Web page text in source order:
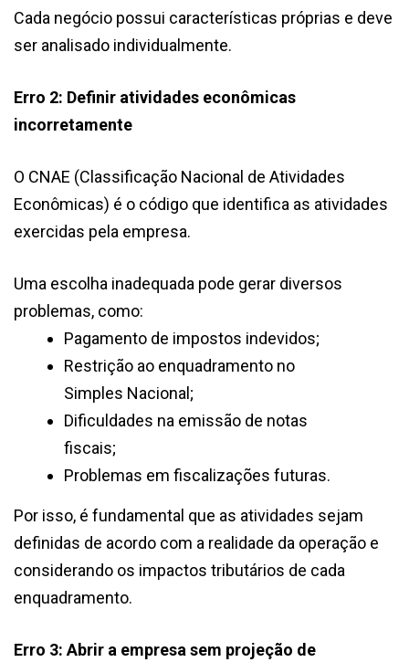
Cada negócio possui características próprias e deve
ser analisado individualmente.
Erro 2: Definir atividades econômicas
incorretamente
O CNAE (Classificação Nacional de Atividades
Econômicas) é o código que identifica as atividades
exercidas pela empresa.
Uma escolha inadequada pode gerar diversos
problemas, como:
Pagamento de impostos indevidos;
Restrição ao enquadramento no
Simples Nacional;
Dificuldades na emissão de notas
fiscais;
Problemas em fiscalizações futuras.
Por isso, é fundamental que as atividades sejam
definidas de acordo com a realidade da operação e
considerando os impactos tributários de cada
enquadramento.
Erro 3: Abrir a empresa sem projeção de